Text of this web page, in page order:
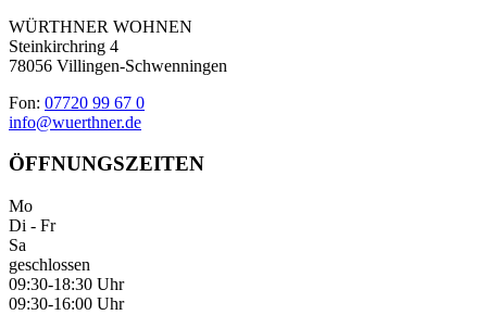
WÜRTHNER WOHNEN
Steinkirchring 4
78056 Villingen-Schwenningen
Fon: 07720 99 67 0
info@wuerthner.de
ÖFFNUNGSZEITEN
Mo
Di - Fr
Sa
geschlossen
09:30-18:30 Uhr
09:30-16:00 Uhr